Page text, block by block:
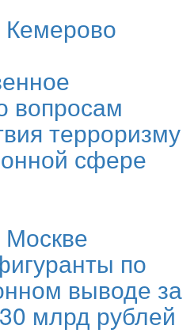
вопросам
терроризму
сфере
по
выводе за
млрд рублей